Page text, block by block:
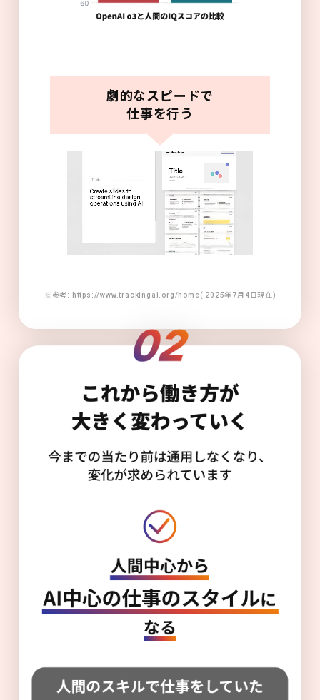
劇的なスピードで
仕事を行う
※参考: https://www.trackingai.org/home( 2025年7月4日現在)